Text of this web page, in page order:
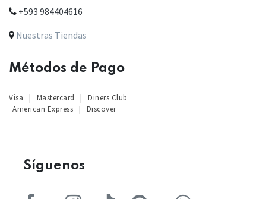
+593 984404616
Nuestras Tiendas
Métodos de Pago
Visa | Mastercard |
Diners Club
American Express | Discover
Síguenos